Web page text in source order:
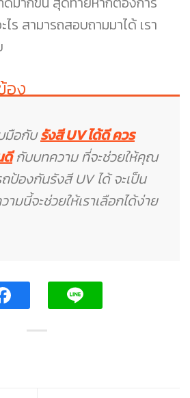
ร สามารถสอบถามมาได้ เรา
อง
มือกับรังสี UV ได้ดี ควร
ดีกับบทความ ที่จะช่วยให้คุณ
ป้องกันรังสี UV ได้ จะเป็น
มนี้จะช่วยให้เราเลือกได้ง่าย